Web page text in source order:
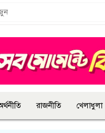
রাজনীতি খেলাধুলা